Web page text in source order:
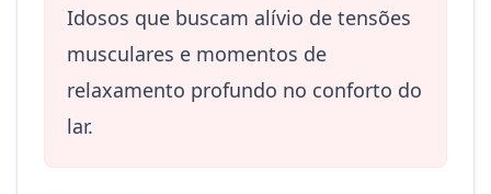
Idosos que buscam alívio de tensões
musculares e momentos de
relaxamento profundo no conforto do
lar.